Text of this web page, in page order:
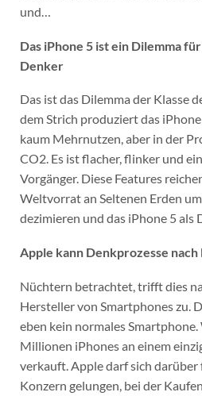
und…
Das iPhone 5 ist ein Dilemma
Denker
Das ist das Dilemma der Klasse
dem Strich produziert das
kaum Mehrnutzen, aber in der
CO2. Es ist flacher, flinker und
Vorgänger. Diese Features
Weltvorrat an Seltenen Erden
dezimieren und das iPhone 5 als
Apple kann Denkprozesse
Nüchtern betrachtet, trifft dies
Hersteller von Smartphones zu.
eben kein normales
Millionen iPhones an einem
verkauft. Apple darf sich darüber
Konzern gelungen, bei der